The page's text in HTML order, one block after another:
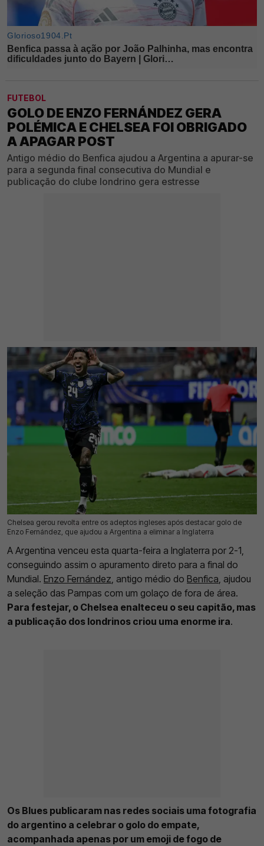
FUTEBOL
GOLO DE ENZO FERNÁNDEZ GERA
POLÉMICA E CHELSEA FOI OBRIGADO
A APAGAR POST
Antigo médio do Benfica ajudou a Argentina a apurar-se
para a segunda final consecutiva do Mundial e
publicação do clube londrino gera estresse
Chelsea gerou revolta entre os adeptos ingleses após destacar golo de
Enzo Fernández, que ajudou a Argentina a eliminar a Inglaterra
16 Jul 2026 | 16:56 | 0
A Argentina venceu esta quarta-feira a Inglaterra por 2-1,
conseguindo assim o apuramento direto para a final do
Mundial. Enzo Fernández , antigo médio do Benfica , ajudou
a seleção das Pampas com um golaço de fora de área.
Para festejar, o Chelsea enalteceu o seu capitão, mas
a publicação dos londrinos criou uma enorme ira.
Os Blues publicaram nas redes sociais uma fotografia
do argentino a celebrar o golo do empate,
acompanhada apenas por um emoji de fogo de